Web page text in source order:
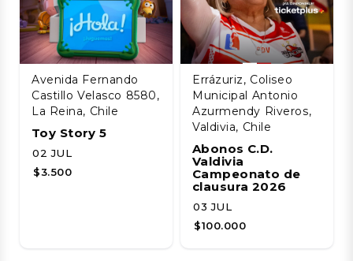
Avenida Fernando
Castillo Velasco 8580,
La Reina, Chile
Toy Story 5
02 JUL
$3.500
Errázuriz, Coliseo
Municipal Antonio
Azurmendy Riveros,
Valdivia, Chile
Abonos C.D.
Valdivia
Campeonato de
clausura 2026
03 JUL
$100.000